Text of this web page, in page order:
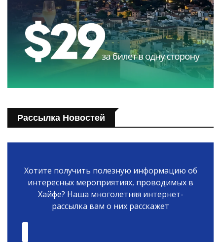
Рассылка Новостей
Хотите получить полезную информацию об
интересных мероприятиях, проводимых в
Хайфе? Наша многолетняя интернет-
рассылка вам о них расскажет